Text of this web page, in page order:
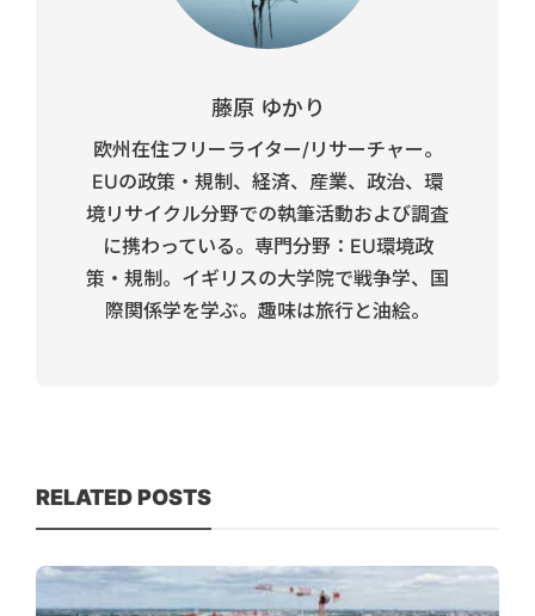
藤原 ゆかり
欧州在住フリーライター/リサーチャー。
EUの政策・規制、経済、産業、政治、環
境リサイクル分野での執筆活動および調査
に携わっている。専門分野：EU環境政
策・規制。イギリスの大学院で戦争学、国
際関係学を学ぶ。趣味は旅行と油絵。
RELATED POSTS